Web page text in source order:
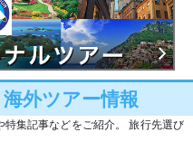
外ツアー情報
集記事などをご紹介。 旅行先選び